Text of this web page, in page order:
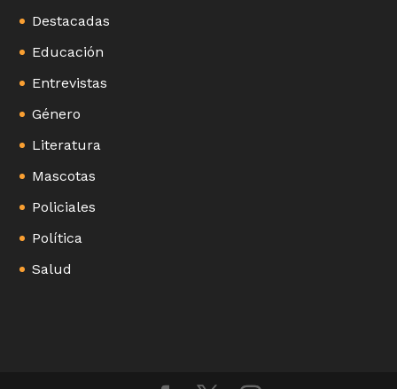
Destacadas
Educación
Entrevistas
Género
Literatura
Mascotas
Policiales
Política
Salud